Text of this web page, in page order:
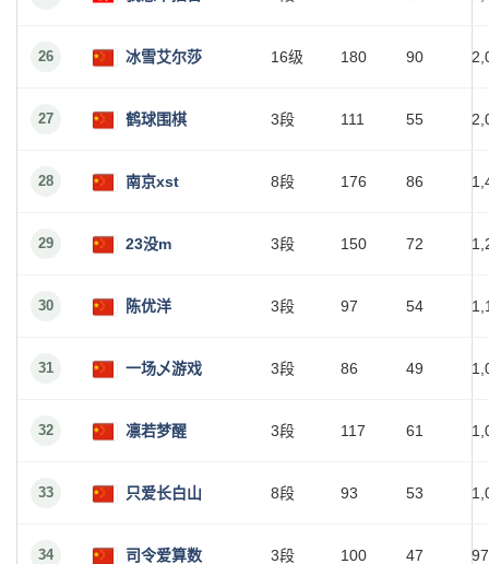
26 冰雪艾尔莎 16级 180 90
27 鹤球围棋 3段 111 55
28 南京xst 8段 176 86
29 23没m 3段 150 72
30 陈优洋 3段 97 54
31 一场乄游戏 3段 86 49
32 凛若梦醒 3段 117 61
33 只爱长白山 8段 93 53
34 司令爱算数 3段 100 47